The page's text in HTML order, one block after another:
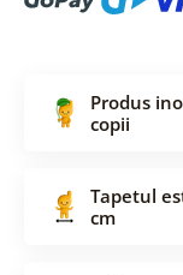
Produs
copii
Tapetul
cm